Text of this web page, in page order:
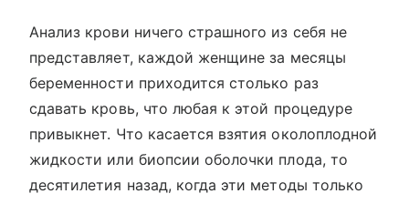
Анализ крови ничего страшного из себя не
представляет, каждой женщине за месяцы
беременности приходится столько раз
сдавать кровь, что любая к этой процедуре
привыкнет. Что касается взятия околоплодной
жидкости или биопсии оболочки плода, то
десятилетия назад, когда эти методы только